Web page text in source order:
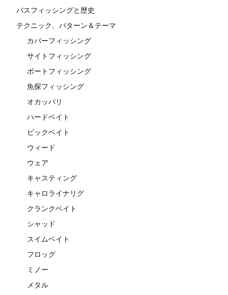
バスフィッシングと歴史
テクニック、パターン＆テーマ
カバーフィッシング
サイトフィッシング
ボートフィッシング
魚探フィッシング
オカッパリ
ハードベイト
ビックベイト
ウィード
ウェア
キャスティング
キャロライナリグ
クランクベイト
シャッド
スイムベイト
フロッグ
ミノー
メタル